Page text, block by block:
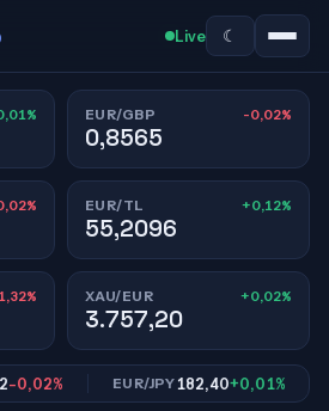
Live ☾
EUR/GBP -0,02%
0,8565
EUR/TL +0,12%
55,2096
XAU/EUR +0,02%
3.757,20
EUR/JPY182,40+0,01%